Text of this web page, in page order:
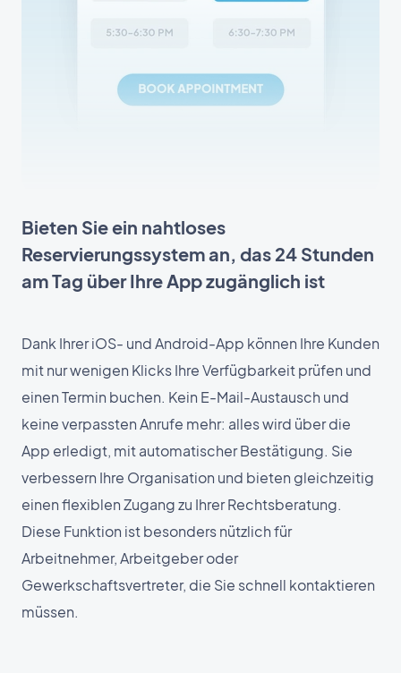
Bieten Sie ein nahtloses
Reservierungssystem an, das 24 Stunden
am Tag über Ihre App zugänglich ist
Dank Ihrer iOS- und Android-App können Ihre Kunden
mit nur wenigen Klicks Ihre Verfügbarkeit prüfen und
einen Termin buchen. Kein E-Mail-Austausch und
keine verpassten Anrufe mehr: alles wird über die
App erledigt, mit automatischer Bestätigung. Sie
verbessern Ihre Organisation und bieten gleichzeitig
einen flexiblen Zugang zu Ihrer Rechtsberatung.
Diese Funktion ist besonders nützlich für
Arbeitnehmer, Arbeitgeber oder
Gewerkschaftsvertreter, die Sie schnell kontaktieren
müssen.